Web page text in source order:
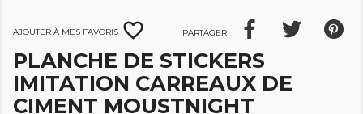
Ajouter à mes favoris favorite_border Partager
PLANCHE DE STICKERS
IMITATION CARREAUX DE
CIMENT MOUSTNIGHT